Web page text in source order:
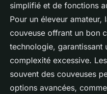
simplifié et de fonctions
Pour un éleveur
couveuse offrant un bon
technologie, garantissant
complexité excessive.
souvent des couveuses
options avancées,